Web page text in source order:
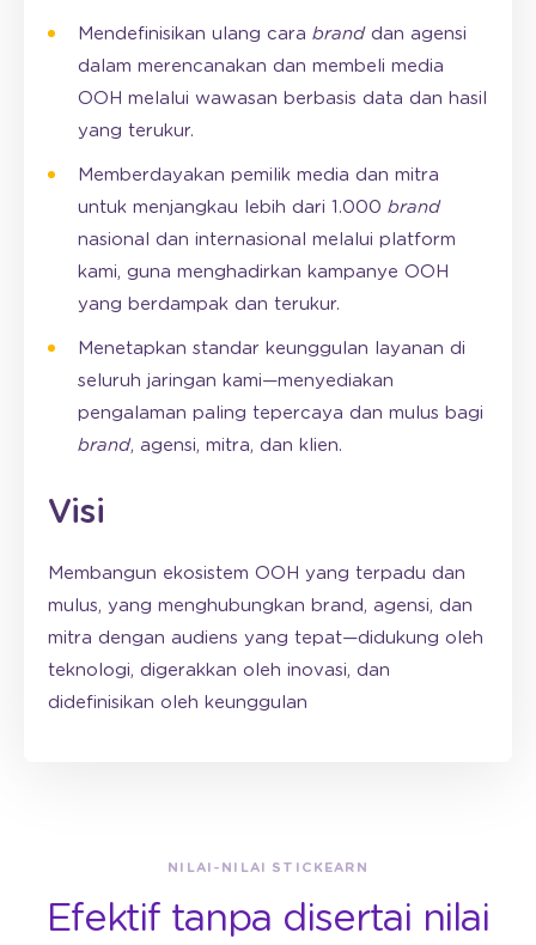
Mendefinisikan ulang cara brand dan agensi
dalam merencanakan dan membeli media
OOH melalui wawasan berbasis data dan hasil
yang terukur.
Memberdayakan pemilik media dan mitra
untuk menjangkau lebih dari 1.000 brand
nasional dan internasional melalui platform
kami, guna menghadirkan kampanye OOH
yang berdampak dan terukur.
Menetapkan standar keunggulan layanan di
seluruh jaringan kami—menyediakan
pengalaman paling tepercaya dan mulus bagi
brand, agensi, mitra, dan klien.
Visi
Membangun ekosistem OOH yang terpadu dan
mulus, yang menghubungkan brand, agensi, dan
mitra dengan audiens yang tepat—didukung oleh
teknologi, digerakkan oleh inovasi, dan
didefinisikan oleh keunggulan
NILAI-NILAI STICKEARN
Efektif tanpa disertai nilai